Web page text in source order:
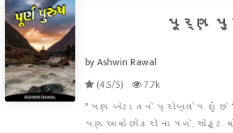
પૂર્ણ
by Ashwin Rawal
(4.5/5)
7.7k
" પણ બેટા તને પ્રોબ્લેમ શું છે ?
પણ આવો છોકરો ના મળે.